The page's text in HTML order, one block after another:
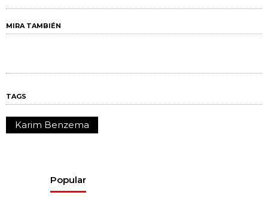
MIRA TAMBIÉN
TAGS
Karim Benzema
Popular